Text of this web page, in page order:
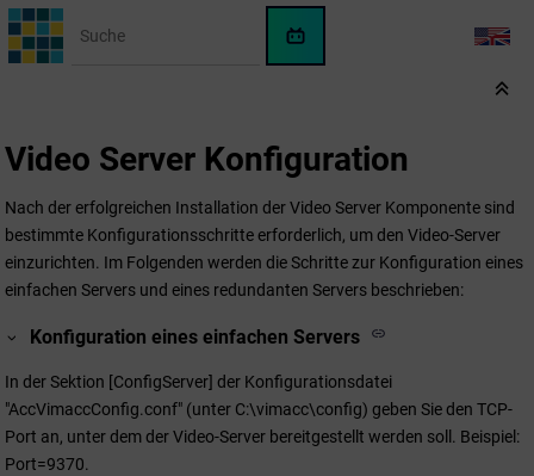
Springe zum Hauptinhalt
WinCC
OA
LANG
Video Server Konfiguration
Nach der erfolgreichen Installation der Video Server Komponente sind
bestimmte Konfigurationsschritte erforderlich, um den Video-Server
einzurichten. Im Folgenden werden die Schritte zur Konfiguration eines
einfachen Servers und eines redundanten Servers beschrieben:
Konfiguration eines einfachen Servers
In der Sektion [ConfigServer] der Konfigurationsdatei
"AccVimaccConfig.conf" (unter C:\vimacc\config) geben Sie den TCP-
Port an, unter dem der Video-Server bereitgestellt werden soll. Beispiel:
Port=9370.